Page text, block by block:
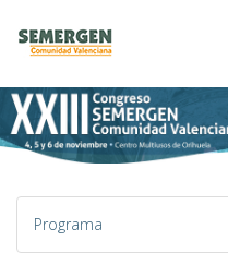
Programa